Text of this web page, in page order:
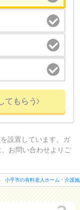
てもらう
を設置しています。ガ
お問い合わせよりご
小平市の有料老人ホーム・介護